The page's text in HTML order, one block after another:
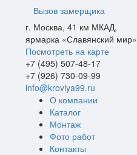
Вызов замерщика
г. Москва, 41 км МКАД,
ярмарка «Славянский мир»
Посмотреть на карте
+7 (495) 507-48-17
+7 (926) 730-09-99
info@krovlya99.ru
О компании
Каталог
Монтаж
Фото работ
Контакты